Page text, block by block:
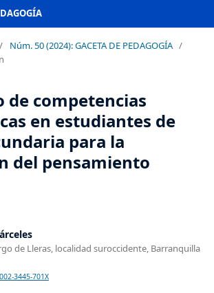
/ Núm. 50 (2024): GACETA DE PEDAGOGÍA /
de competencias
en estudiantes de
para la
del pensamiento
de Lleras, localidad suroccidente, Barranquilla
3445-701X